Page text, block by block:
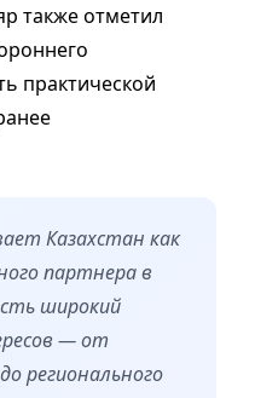
также отметил
практической
Казахстан как
партнера в
широкий
— от
регионального